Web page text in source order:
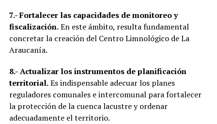
7.- Fortalecer las capacidades de monitoreo y
fiscalización.En este ámbito, resulta fundamental
concretar la creación del Centro Limnológico de La
Araucanía.
8.- Actualizar los instrumentos de planificación
territorial.Es indispensable adecuar los planes
reguladores comunales e intercomunal para fortalecer
la protección de la cuenca lacustre y ordenar
adecuadamente el territorio.